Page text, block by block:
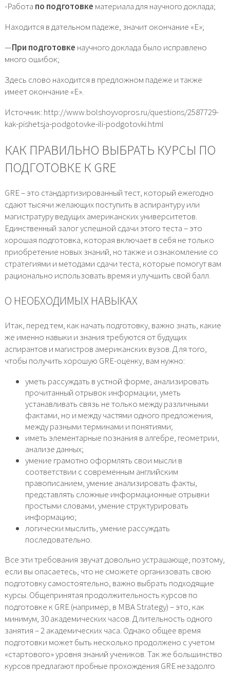
-Работа по подготовке материала для научного доклада;
Находится в дательном падеже, значит окончание «Е»;
—При подготовке научного доклада было исправлено
много ошибок;
Здесь слово находится в предложном падеже и также
имеет окончание «Е».
Источник: http://www.bolshoyvopros.ru/questions/2587729-
kak-pishetsja-podgotovke-ili-podgotovki.html
КАК ПРАВИЛЬНО ВЫБРАТЬ КУРСЫ ПО
ПОДГОТОВКЕ К GRE
GRE – это стандартизированный тест, который ежегодно
сдают тысячи желающих поступить в аспирантуру или
магистратуру ведущих американских университетов.
Единственный залог успешной сдачи этого теста – это
хорошая подготовка, которая включает в себя не только
приобретение новых знаний, но также и ознакомление со
стратегиями и методами сдачи теста, которые помогут вам
рационально использовать время и улучшить свой балл.
О НЕОБХОДИМЫХ НАВЫКАХ
Итак, перед тем, как начать подготовку, важно знать, какие
же именно навыки и знания требуются от будущих
аспирантов и магистров американских вузов. Для того,
чтобы получить хорошую GRE-оценку, вам нужно:
уметь рассуждать в устной форме, анализировать
прочитанный отрывок информации, уметь
устанавливать связь не только между различными
фактами, но и между частями одного предложения,
между разными терминами и понятиями;
иметь элементарные познания в алгебре, геометрии,
анализе данных;
умение грамотно оформлять свои мысли в
соответствии с современным английским
правописанием, умение анализировать факты,
представлять сложные информационные отрывки
простыми словами, умение структурировать
информацию;
логически мыслить, умение рассуждать
последовательно.
Все эти требования звучат довольно устрашающе, поэтому,
если вы опасаетесь, что не сможете организовать свою
подготовку самостоятельно, важно выбрать подходящие
курсы. Общепринятая продолжительность курсов по
подготовке к GRE (например, в MBA Strategy) – это, как
минимум, 30 академических часов. Длительность одного
занятия – 2 академических часа. Однако общее время
подготовки может быть несколько продолжено с учетом
«стартового» уровня знаний учеников. Так же большинство
курсов предлагают пробные прохождения GRE незадолго